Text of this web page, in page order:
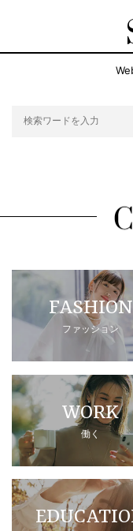
FASHION
ファッション
WORK
働く